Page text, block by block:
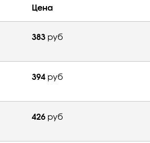
Цена
383 руб
394 руб
426 руб